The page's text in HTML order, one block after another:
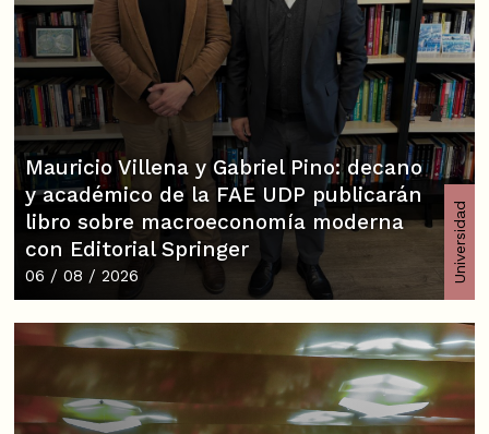
Mauricio Villena y Gabriel Pino: decano
y académico de la FAE UDP publicarán
libro sobre macroeconomía moderna
con Editorial Springer
06 / 08 / 2026 Universidad